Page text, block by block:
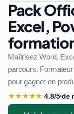
Pack
Excel,
Maîtrisez Word,
parcours.
pour gagner en
★★★★★ 4.8/5•de